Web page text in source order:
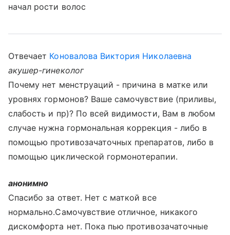
начал рости волос
Отвечает Коновалова Виктория Николаевна
акушер-гинеколог
Почему нет менструаций - причина в матке или
уровнях гормонов? Ваше самочувствие (приливы,
слабость и пр)? По всей видимости, Вам в любом
случае нужна гормональная коррекция - либо в
помощью противозачаточных препаратов, либо в
помощью циклической гормонотерапии.
анонимно
Спасибо за ответ. Нет с маткой все
нормально.Самочувствие отличное, никакого
дискомфорта нет. Пока пью противозачаточные